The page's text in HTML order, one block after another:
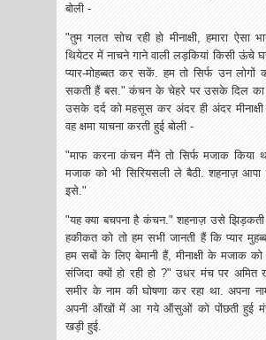
बोली -
"तुम गलत सोच रही हो मीनाक्षी, हमारा ऐसा
थियेटर में नाचने गाने वाली लड़कियां किसी
प्यार-मोहब्बत कर सकें. हम तो सिर्फ उन लोगों
सकती हैं बस." कंचन के चेहरे पर उसके दिल का
उसके दर्द को महसूस कर अंदर ही अंदर मीनाक्षी
वह क्षमा याचना करती हुई बोली -
"माफ करना कंचन मैंने तो सिर्फ मजाक किया
मजाक को भी सिरियसली ले बैठी. शहनाज़
इसे."
"यह क्या बचपना है कंचन." शहनाज़ उसे झिड़कती
हकीकत को तो हम सभी जानती हैं कि प्यार
हम सबों के लिए बेमानी हैं, मीनाक्षी के मजाक
संजिदा क्यों हो रही हो ?" उधर मंच पर
समीर के नाम की घोषणा कर रहा था. अपना
अपनी ऑंखों में आ गये ऑंसुओं को पोंछती हुई
खड़ी हुई.